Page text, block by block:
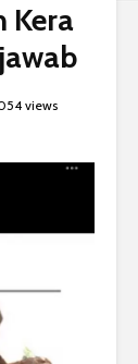
Kera
views